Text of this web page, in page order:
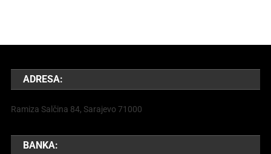
ADRESA:
Ramiza Salčina 84, Sarajevo 71000
BANKA: